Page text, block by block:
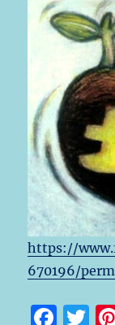
https://
670196/
F
T